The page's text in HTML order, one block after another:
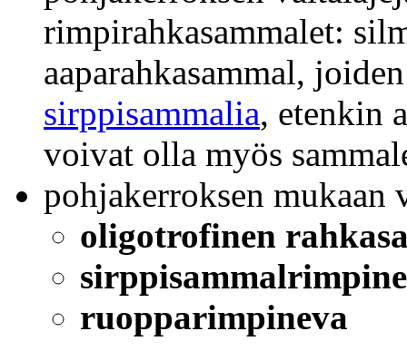
rimpirahkasammalet:
aaparahkasammal,
sirppisammalia, etenkin
voivat olla myös
pohjakerroksen mukaan
oligotrofinen
ruopparimpineva